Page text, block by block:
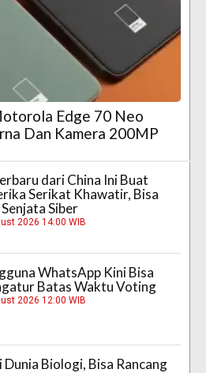
Edge 70 Neo
Dan Kamera 200MP
dari China Ini Buat
Serikat Khawatir, Bisa
Siber
2026 14:00 WIB
WhatsApp Kini Bisa
Batas Waktu Voting
2026 12:00 WIB
Dunia Biologi, Bisa Rancang